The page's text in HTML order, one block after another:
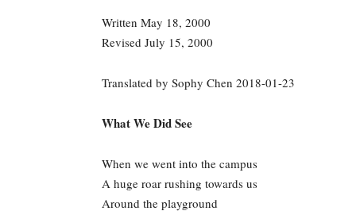
Written May 18, 2000
Revised July 15, 2000
Translated by Sophy Chen 2018-01-23
What We Did See
When we went into the campus
A huge roar rushing towards us
Around the playground